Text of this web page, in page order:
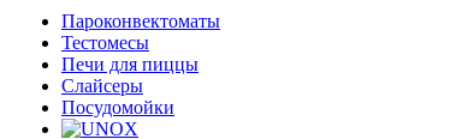
Пароконвектоматы
Тестомесы
Печи для пиццы
Слайсеры
Посудомойки